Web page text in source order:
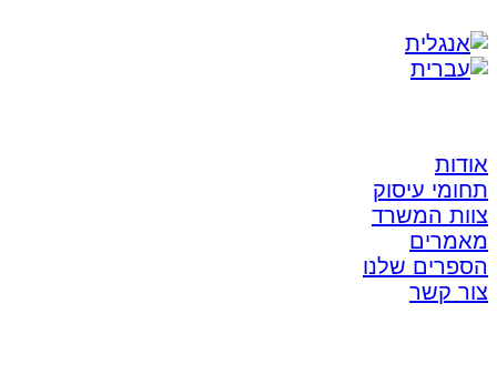
אודות
תחומי עיסוק
צוות המשרד
מאמרים
הספרים שלנו
צור קשר